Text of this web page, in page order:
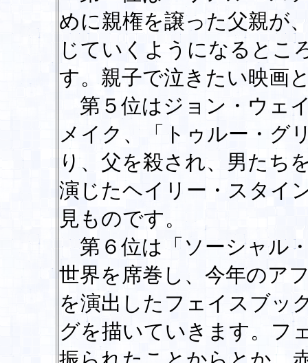
めに親権を譲った父親が
じていくようになるとこ
す。親子で泣きたい映画
第５位はジョン・ウェ
メイク、「トゥルー・グ
り、父を殺され、男たち
演じたヘイリー・スタイ
見ものです。
第６位は「ソーシャル
世界を席巻し、今年のア
を演出したフェイスブッ
グを描いていきます。フ